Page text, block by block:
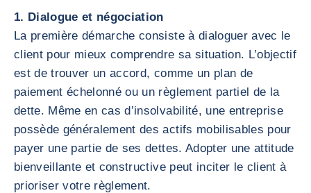
1. Dialogue et négociation
La première démarche consiste à dialoguer avec le
client pour mieux comprendre sa situation. L’objectif
est de trouver un accord, comme un plan de
paiement échelonné ou un règlement partiel de la
dette. Même en cas d’insolvabilité, une entreprise
possède généralement des actifs mobilisables pour
payer une partie de ses dettes. Adopter une attitude
bienveillante et constructive peut inciter le client à
prioriser votre règlement.